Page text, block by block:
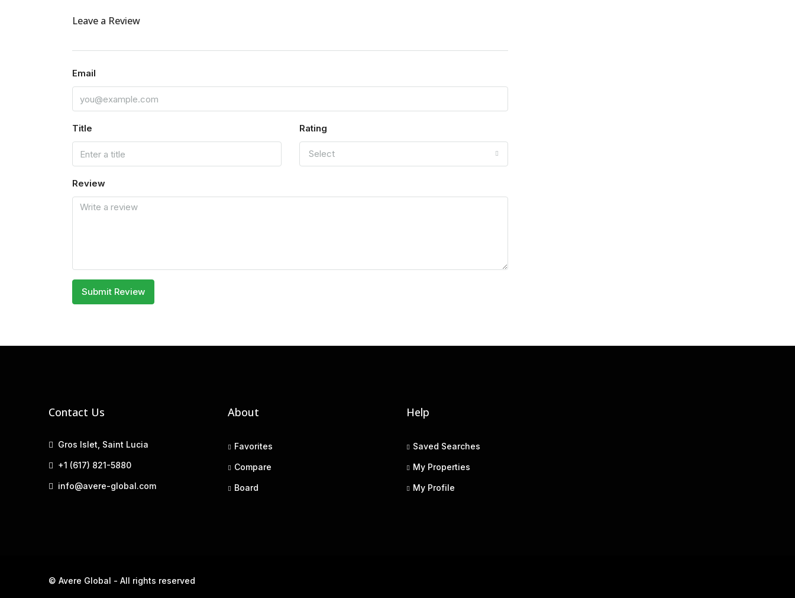
Leave a Review
Email
Title Rating
Select
Review
Submit Review
Contact Us
Gros Islet, Saint Lucia
+1 (617) 821-5880
info@avere-global.com
About
Favorites
Compare
Board
Help
Saved Searches
My Properties
My Profile
© Avere Global - All rights reserved